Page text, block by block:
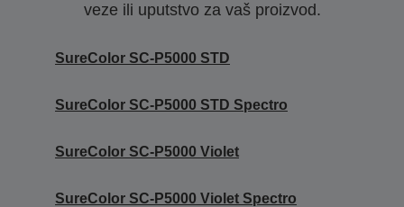
veze ili uputstvo za vaš proizvod.
SureColor SC-P5000 STD
SureColor SC-P5000 STD Spectro
SureColor SC-P5000 Violet
SureColor SC-P5000 Violet Spectro